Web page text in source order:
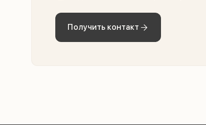
Получить контакт